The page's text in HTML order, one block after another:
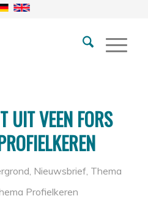
UIT VEEN FORS
, Nieuwsbrief, Thema
Profielkeren